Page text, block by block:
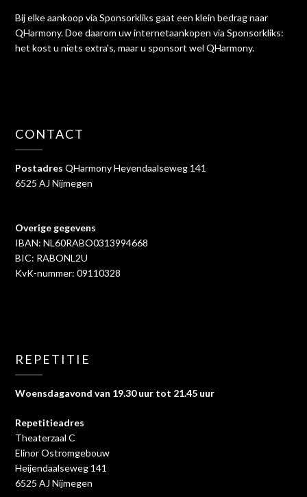
Bij elke aankoop via Sponsorkliks gaat een klein bedrag naar
QHarmony. Doe daarom uw internetaankopen via Sponsorkliks:
het kost u niets extra's, maar u sponsort wel QHarmony.
CONTACT
Postadres QHarmony Heyendaalseweg 141
6525 AJ Nijmegen
Overige gegevens
IBAN: NL60RABO0313994668
BIC: RABONL2U
KvK-nummer: 09110328
REPETITIE
Woensdagavond van 19.30 uur tot 21.45 uur
Repetitieadres
Theaterzaal C
Elinor Ostromgebouw
Heijendaalseweg 141
6525 AJ Nijmegen